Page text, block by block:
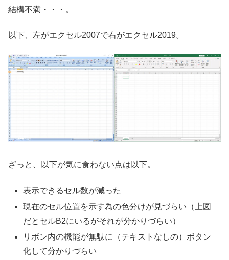
結構不満・・・。
以下、左がエクセル2007で右がエクセル2019。
ざっと、以下が気に食わない点は以下。
表示できるセル数が減った
現在のセル位置を示す為の色分けが見づらい（上図
だとセルB2にいるがそれが分かりづらい）
リボン内の機能が無駄に（テキストなしの）ボタン
化して分かりづらい